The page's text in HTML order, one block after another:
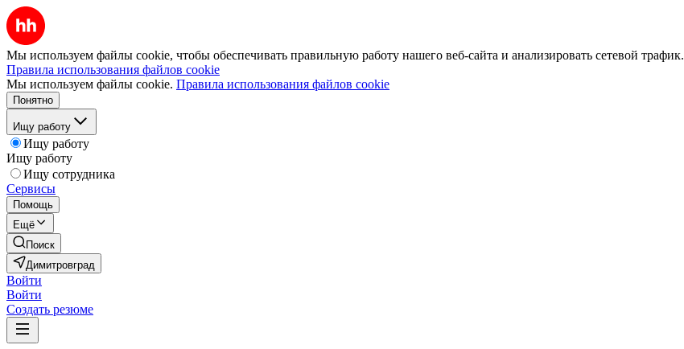
Мы используем файлы cookie, чтобы обеспечивать правильную работу нашего веб-сайта и анализировать сетевой трафик.
Правила использования файлов cookie
Мы используем файлы cookie. Правила использования файлов cookie
Понятно
Ищу работу
Ищу работу
Ищу работу
Ищу сотрудника
Сервисы
Помощь
Ещё
Поиск
Димитровград
Войти
Войти
Создать резюме